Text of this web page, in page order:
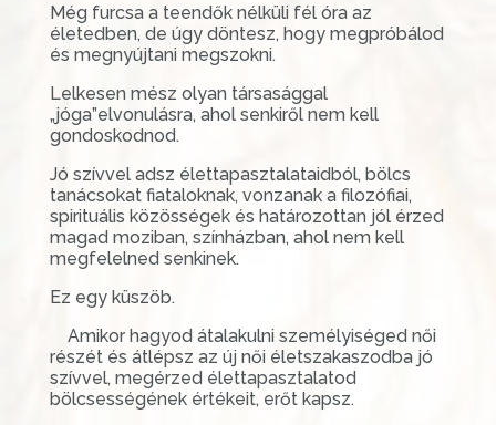
Még furcsa a teendők nélküli fél óra az
életedben, de úgy döntesz, hogy megpróbálod
és megnyújtani megszokni.
Lelkesen mész olyan társasággal
„jóga”elvonulásra, ahol senkiről nem kell
gondoskodnod.
Jó szívvel adsz élettapasztalataidból, bölcs
tanácsokat fiataloknak, vonzanak a filozófiai,
spirituális közösségek és határozottan jól érzed
magad moziban, színházban, ahol nem kell
megfelelned senkinek.
Ez egy küszöb.
Amikor hagyod átalakulni személyiséged női
részét és átlépsz az új női életszakaszodba jó
szívvel, megérzed élettapasztalatod
bölcsességének értékeit, erőt kapsz.